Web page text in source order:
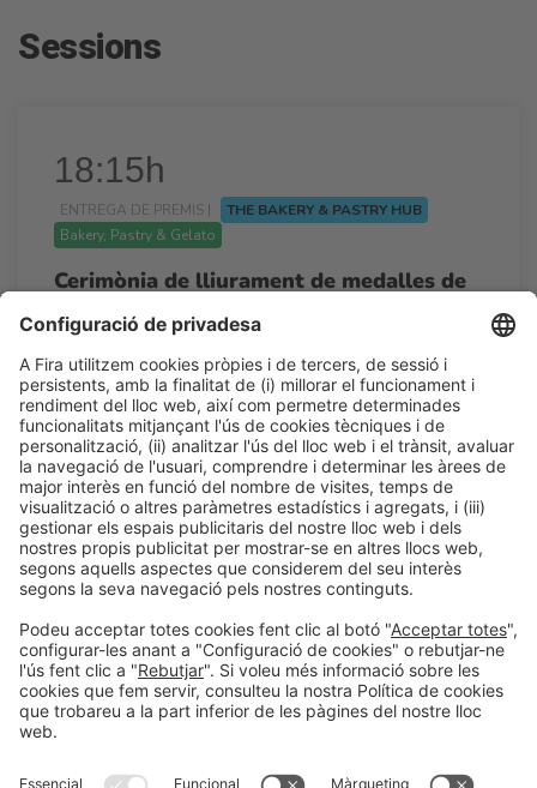
Sessions
18:15h
ENTREGA DE PREMIS |
THE BAKERY & PASTRY HUB
Bakery, Pastry & Gelato
Cerimònia de lliurament de medalles de
la UIBC
Dl 23
18:15h - 18:30h
The Bakery & Pastry Hub
Accés lliure
LLegir més